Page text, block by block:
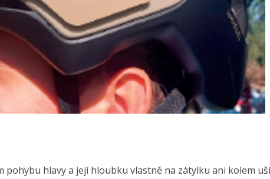
hlavy a její hloubku vlastně na zátylku ani kolem